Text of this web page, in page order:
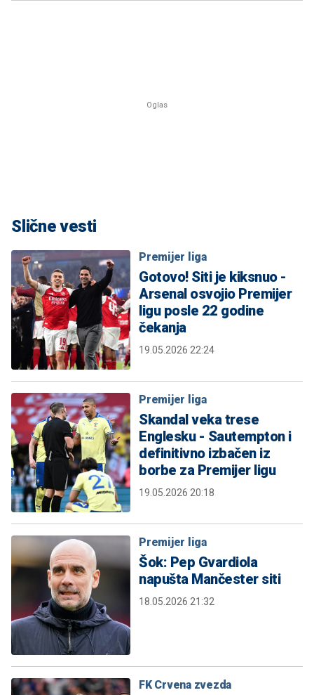
Slične vesti
Premijer liga
Gotovo! Siti je kiksnuo -
Arsenal osvojio Premijer
ligu posle 22 godine
čekanja
19.05.2026 22:24
Premijer liga
Skandal veka trese
Englesku - Sautempton i
definitivno izbačen iz
borbe za Premijer ligu
19.05.2026 20:18
Premijer liga
Šok: Pep Gvardiola
napušta Mančester siti
18.05.2026 21:32
FK Crvena zvezda